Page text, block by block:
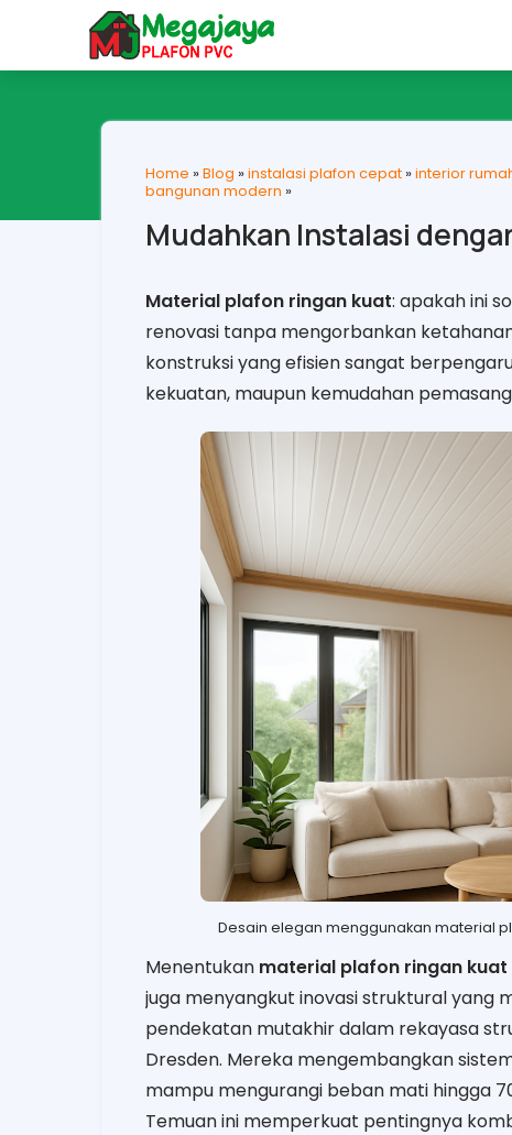
Home »Blog »instalasi plafon cepat »interior
bangunan modern »
Mudahkan Instalasi
Material plafon ringan kuat: apakah ini
renovasi tanpa mengorbankan
konstruksi yang efisien sangat
kekuatan, maupun kemudahan
Desain elegan menggunakan material
Menentukan material plafon ringan kuat
juga menyangkut inovasi struktural yang
pendekatan mutakhir dalam rekayasa
Dresden. Mereka mengembangkan
mampu mengurangi beban mati hingga
Temuan ini memperkuat pentingnya